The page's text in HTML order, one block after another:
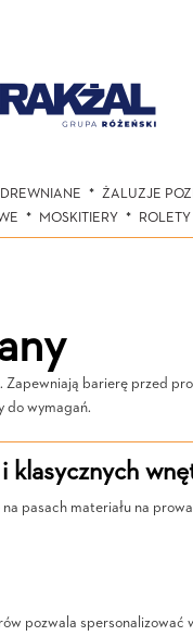
ŻALUZJE
MOSKITIERY
barierę przed
do wymagań.
klasycznych
pasach materiału na
pozwala spersonalizować